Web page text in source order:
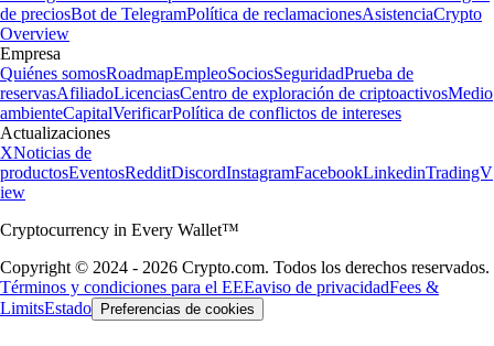
de preciosBot de TelegramPolítica de reclamacionesAsistenciaCrypto
Overview
Empresa
Quiénes somosRoadmapEmpleoSociosSeguridadPrueba de
reservasAfiliadoLicenciasCentro de exploración de criptoactivosMedio
ambienteCapitalVerificarPolítica de conflictos de intereses
Actualizaciones
XNoticias de
productosEventosRedditDiscordInstagramFacebookLinkedinTradingV
iew
Cryptocurrency in Every Wallet™
Copyright © 2024 - 2026 Crypto.com. Todos los derechos reservados.
Términos y condiciones para el EEEaviso de privacidadFees &
LimitsEstado Preferencias de cookies